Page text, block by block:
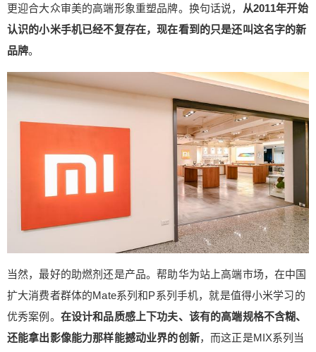
更迎合大众审美的高端形象重塑品牌。换句话说， 从2011年开始
认识的小米手机已经不复存在，现在看到的只是还叫这名字的新
品牌。
当然，最好的助燃剂还是产品。帮助华为站上高端市场，在中国
扩大消费者群体的Mate系列和P系列手机，就是值得小米学习的
优秀案例。 在设计和品质感上下功夫、该有的高端规格不含糊、
还能拿出影像能力那样能撼动业界的创新，而这正是MIX系列当